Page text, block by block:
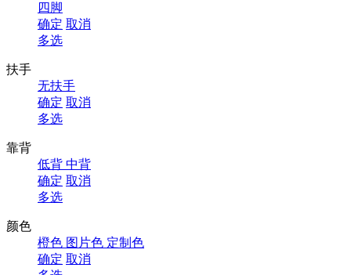
四脚
确定 取消
多选
扶手
无扶手
确定 取消
多选
靠背
低背 中背
确定 取消
多选
颜色
橙色 图片色 定制色
确定 取消